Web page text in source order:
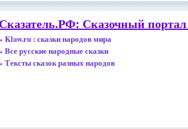
Сказатель.РФ: Сказочный портал
Klaw.ru : сказки народов мира
Все русские народные сказки
Тексты сказок разных народов